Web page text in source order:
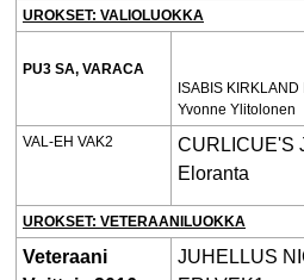
UROKSET: VALIOLUOKKA
PU3 SA, VARACA
ISABIS
Yvonne Ylitolonen
VAL-EH VAK2
CURLICUE'S
Eloranta
UROKSET: VETERAANILUOKKA
Veteraani
JUHELLUS